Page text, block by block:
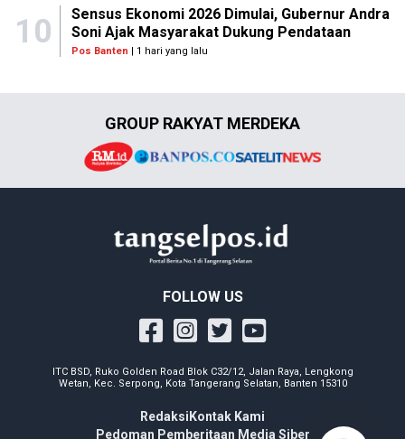
10
Sensus Ekonomi 2026 Dimulai, Gubernur Andra
Soni Ajak Masyarakat Dukung Pendataan
Pos Banten | 1 hari yang lalu
GROUP RAKYAT MERDEKA
FOLLOW US
ITC BSD, Ruko Golden Road Blok C32/12, Jalan Raya, Lengkong
Wetan, Kec. Serpong, Kota Tangerang Selatan, Banten 15310
Redaksi Kontak Kami
Pedoman Pemberitaan Media Siber